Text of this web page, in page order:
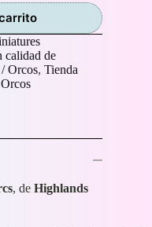
calidad de
Orcos, Tienda
Orcos
, de Highlands